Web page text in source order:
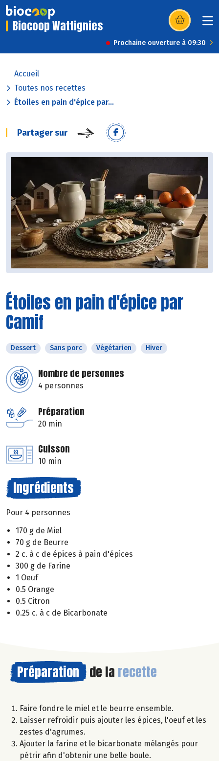
Biocoop Wattignies (s’ouvre dans
Prochaine ouverture à 09:30
Accueil
Toutes nos recettes
Étoiles en pain d'épice par...
Partager sur
Étoiles en pain d'épice par
Camif
Dessert Sans porc Végétarien Hiver
Nombre de personnes
4 personnes
Préparation
20 min
Cuisson
10 min
Ingrédients
Pour 4 personnes
170 g de Miel
70 g de Beurre
2 c. à c de épices à pain d'épices
300 g de Farine
1 Oeuf
0.5 Orange
0.5 Citron
0.25 c. à c de Bicarbonate
Préparation de la recette
Faire fondre le miel et le beurre ensemble.
Laisser refroidir puis ajouter les épices, l'oeuf et les
zestes d'agrumes.
Ajouter la farine et le bicarbonate mélangés pour
pétrir afin d'obtenir une belle boule.